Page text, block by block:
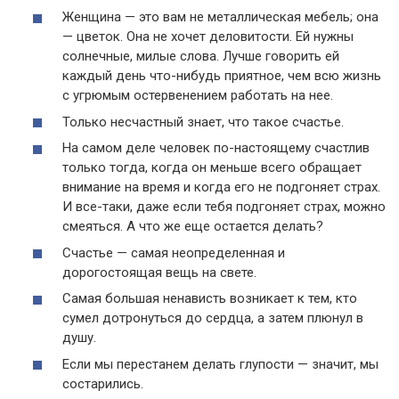
Женщина — это вам не металлическая мебель; она
— цветок. Она не хочет деловитости. Ей нужны
солнечные, милые слова. Лучше говорить ей
каждый день что-нибудь приятное, чем всю жизнь
с угрюмым остервенением работать на нее.
Только несчастный знает, что такое счастье.
На самом деле человек по-настоящему счастлив
только тогда, когда он меньше всего обращает
внимание на время и когда его не подгоняет страх.
И все-таки, даже если тебя подгоняет страх, можно
смеяться. А что же еще остается делать?
Счастье — самая неопределенная и
дорогостоящая вещь на свете.
Самая большая ненависть возникает к тем, кто
сумел дотронуться до сердца, а затем плюнул в
душу.
Если мы перестанем делать глупости — значит, мы
состарились.